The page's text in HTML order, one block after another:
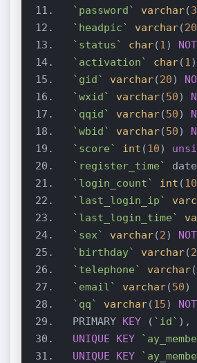
`password`
varchar(
`headpic`
varchar(
`status`
char(1) NOT
`activation`
char(1)
`gid`
varchar(20)
`wxid`
varchar(50)
`qqid`
varchar(50)
`wbid`
varchar(50)
`score`
int (10)
`register_time`
`login_count`
int (10
`last_login_ip`
`last_login_time`
`sex`
varchar(2) NOT
`birthday`
varchar(
`telephone`
varchar(
`email`
varchar(50)
`qq`
varchar(15) NOT
PRIMARY KEY ( `id`
UNIQUE
KEY
UNIQUE
KEY